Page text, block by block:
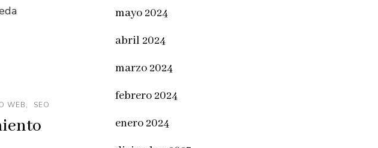
WEB SEO
mayo 2024
abril 2024
marzo 2024
febrero 2024
enero 2024